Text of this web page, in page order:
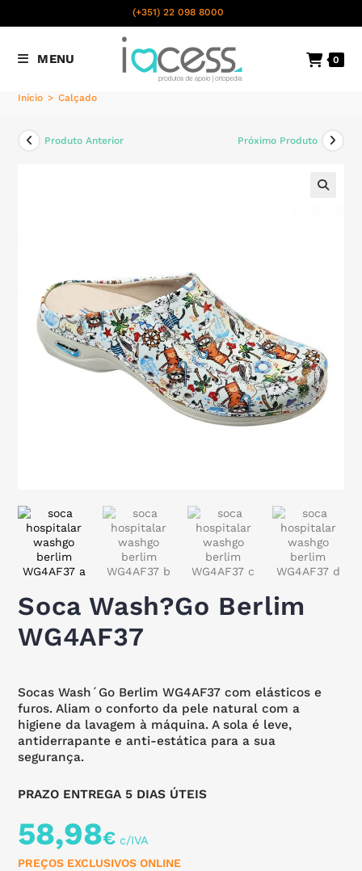
(+351) 22 098 8000
nacional
MENU 0
Início > Calçado
Produto Anterior Próximo Produto
Soca Wash?Go Berlim
WG4AF37
Socas Wash´Go Berlim WG4AF37 com elásticos e
furos. Aliam o conforto da pele natural com a
higiene da lavagem à máquina. A sola é leve,
antiderrapante e anti-estática para a sua
segurança.
PRAZO ENTREGA 5 DIAS ÚTEIS
58,98€
PREÇOS EXCLUSIVOS ONLINE